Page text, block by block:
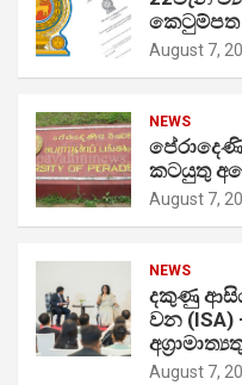
කෙටුම්පත
August 7,
NEWS
කටයුතු
August 7,
NEWS
දකුණු
වන (ISA)
August 7,